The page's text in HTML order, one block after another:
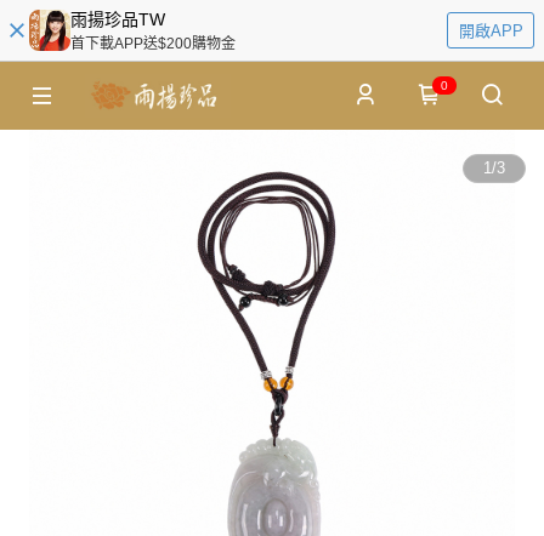
雨揚珍品TW
首下載APP送$200購物金
開啟APP
0
1/3